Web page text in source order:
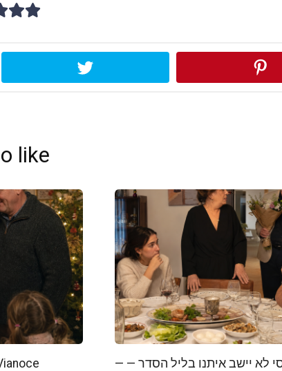
like
— אמא, יוסי לא יישב איתנו בליל הסדר —